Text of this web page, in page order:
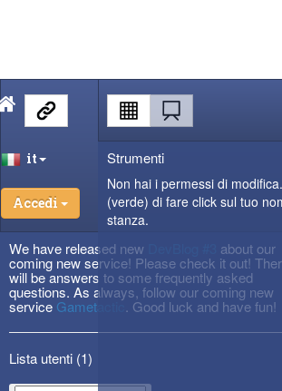
it
Accedi
We have released new about our
coming new service! Please check it out!
will be answers to some frequently asked
questions. As always, follow our coming new
service Gametactic. Good luck and have fun!
Lista utenti (1)
Strumenti
Non hai i permessi di
(verde) di fare click sul tuo
stanza.